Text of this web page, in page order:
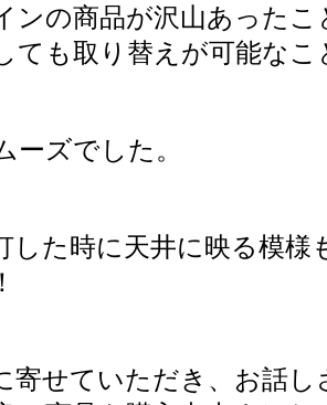
ンの商品が沢山あったこ
ても取り替えが可能な
ーズでした。
した時に天井に映る模様
寄せていただき、お話